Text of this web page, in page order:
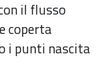
il flusso
coperta
i punti nascita